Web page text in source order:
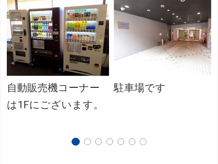
自動販売機コーナー
は1Fにございます。
駐車場です